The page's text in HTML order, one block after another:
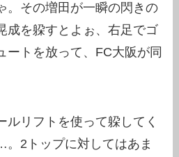
。その増田が一瞬の閃きの
成を躱すとよぉ、右足でゴ
ートを放って、FC大阪が同
ルリフトを使って躱してく
2トップに対してはあま